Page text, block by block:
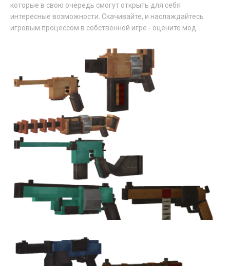
которые в свою очередь смогут открыть для себя
интересные возможности. Скачивайте, и наслаждайтесь
игровым процессом в собственной игре - оцените мод.